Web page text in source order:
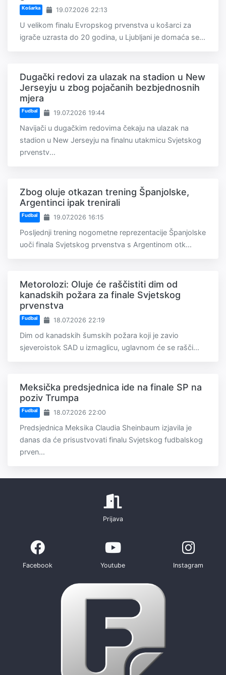
Košarka 19.07.2026 22:13
U velikom finalu Evropskog prvenstva u košarci za
igrače uzrasta do 20 godina, u Ljubljani je domaća se...
Dugački redovi za ulazak na stadion u New
Jerseyju u zbog pojačanih bezbjednosnih
mjera
Fudbal 19.07.2026 19:44
Navijači u dugačkim redovima čekaju na ulazak na
stadion u New Jerseyju na finalnu utakmicu Svjetskog
prvenstv...
Zbog oluje otkazan trening Španjolske,
Argentinci ipak trenirali
Fudbal 19.07.2026 16:15
Posljednji trening nogometne reprezentacije Španjolske
uoči finala Svjetskog prvenstva s Argentinom otk...
Metorolozi: Oluje će raščistiti dim od
kanadskih požara za finale Svjetskog
prvenstva
Fudbal 18.07.2026 22:19
Dim od kanadskih šumskih požara koji je zavio
sjeveroistok SAD u izmaglicu, uglavnom će se rašči...
Meksička predsjednica ide na finale SP na
poziv Trumpa
Fudbal 18.07.2026 22:00
Predsjednica Meksika Claudia Sheinbaum izjavila je
danas da će prisustvovati finalu Svjetskog fudbalskog
prven...
Prijava
Facebook Youtube Instagram